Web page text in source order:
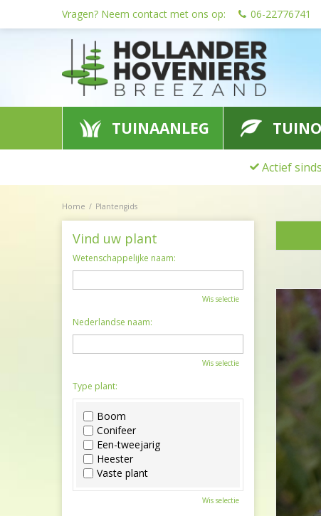
Home Plantengids
Vragen? Neem contact met ons op: 06-22776741
TUINAANLEG
Actief
Vind uw plant
Wetenschappelijke naam:
Wis selectie
Nederlandse naam:
Wis selectie
Type plant:
Boom
Conifeer
Een-tweejarig
Heester
Vaste plant
Wis selectie